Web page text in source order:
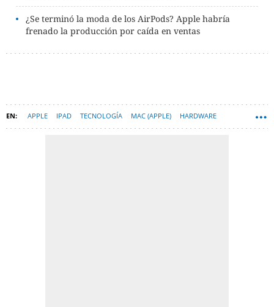
¿Se terminó la moda de los AirPods? Apple habría
frenado la producción por caída en ventas
APPLE IPAD TECNOLOGÍA MAC (APPLE) HARDWARE